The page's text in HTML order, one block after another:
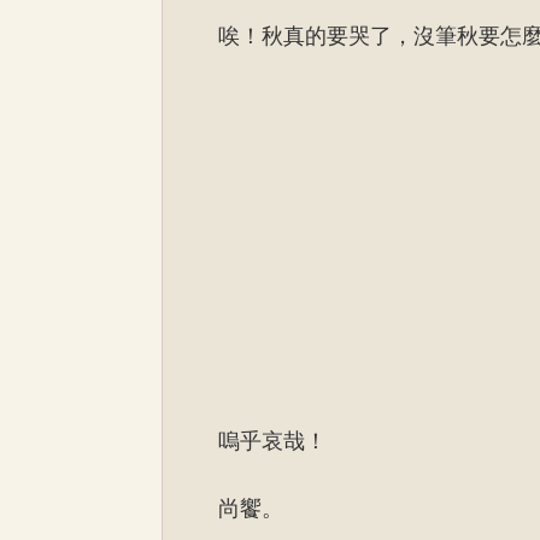
唉！秋真的要哭了，沒筆秋要怎
嗚乎哀哉！
尚饗。